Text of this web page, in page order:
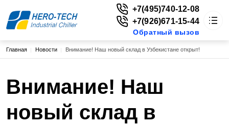
HERO-TECH
Доставка
Цены
Статьи
+7(495)740-12-08
+7(926)671-15-44
Обратный вызов
Строка навигации
Главная Новости Внимание! Наш новый склад в Узбекистане открыт!
Внимание! Наш
новый склад в